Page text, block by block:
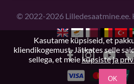
© 2022-2026 Lilledesaatmine.ee.
Kasutame küpsiseid, et
kliendikogemust. Jätkates selle
sellega, et meie küpsiste ja
OK